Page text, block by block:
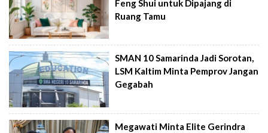
Feng Shui untuk Dipajang di
Ruang Tamu
SMAN 10 Samarinda Jadi Sorotan,
LSM Kaltim Minta Pemprov Jangan
Gegabah
Megawati Minta Elite Gerindra